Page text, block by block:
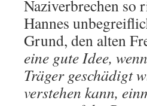
Naziverbrechen so
Hannes
Grund, den alten
eine gute Idee,
Träger geschädigt
verstehen kann,